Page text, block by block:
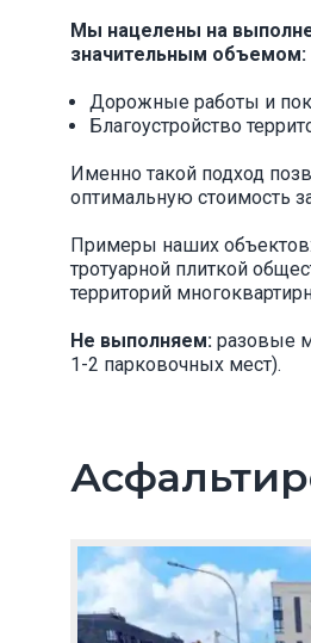
Мы нацелены на
значительным объемом:
Дорожные работы и
Благоустройство
Именно такой подход
оптимальную стоимость
Примеры наших
тротуарной плиткой
территорий
Не выполняем: разовые
1-2 парковочных мест).